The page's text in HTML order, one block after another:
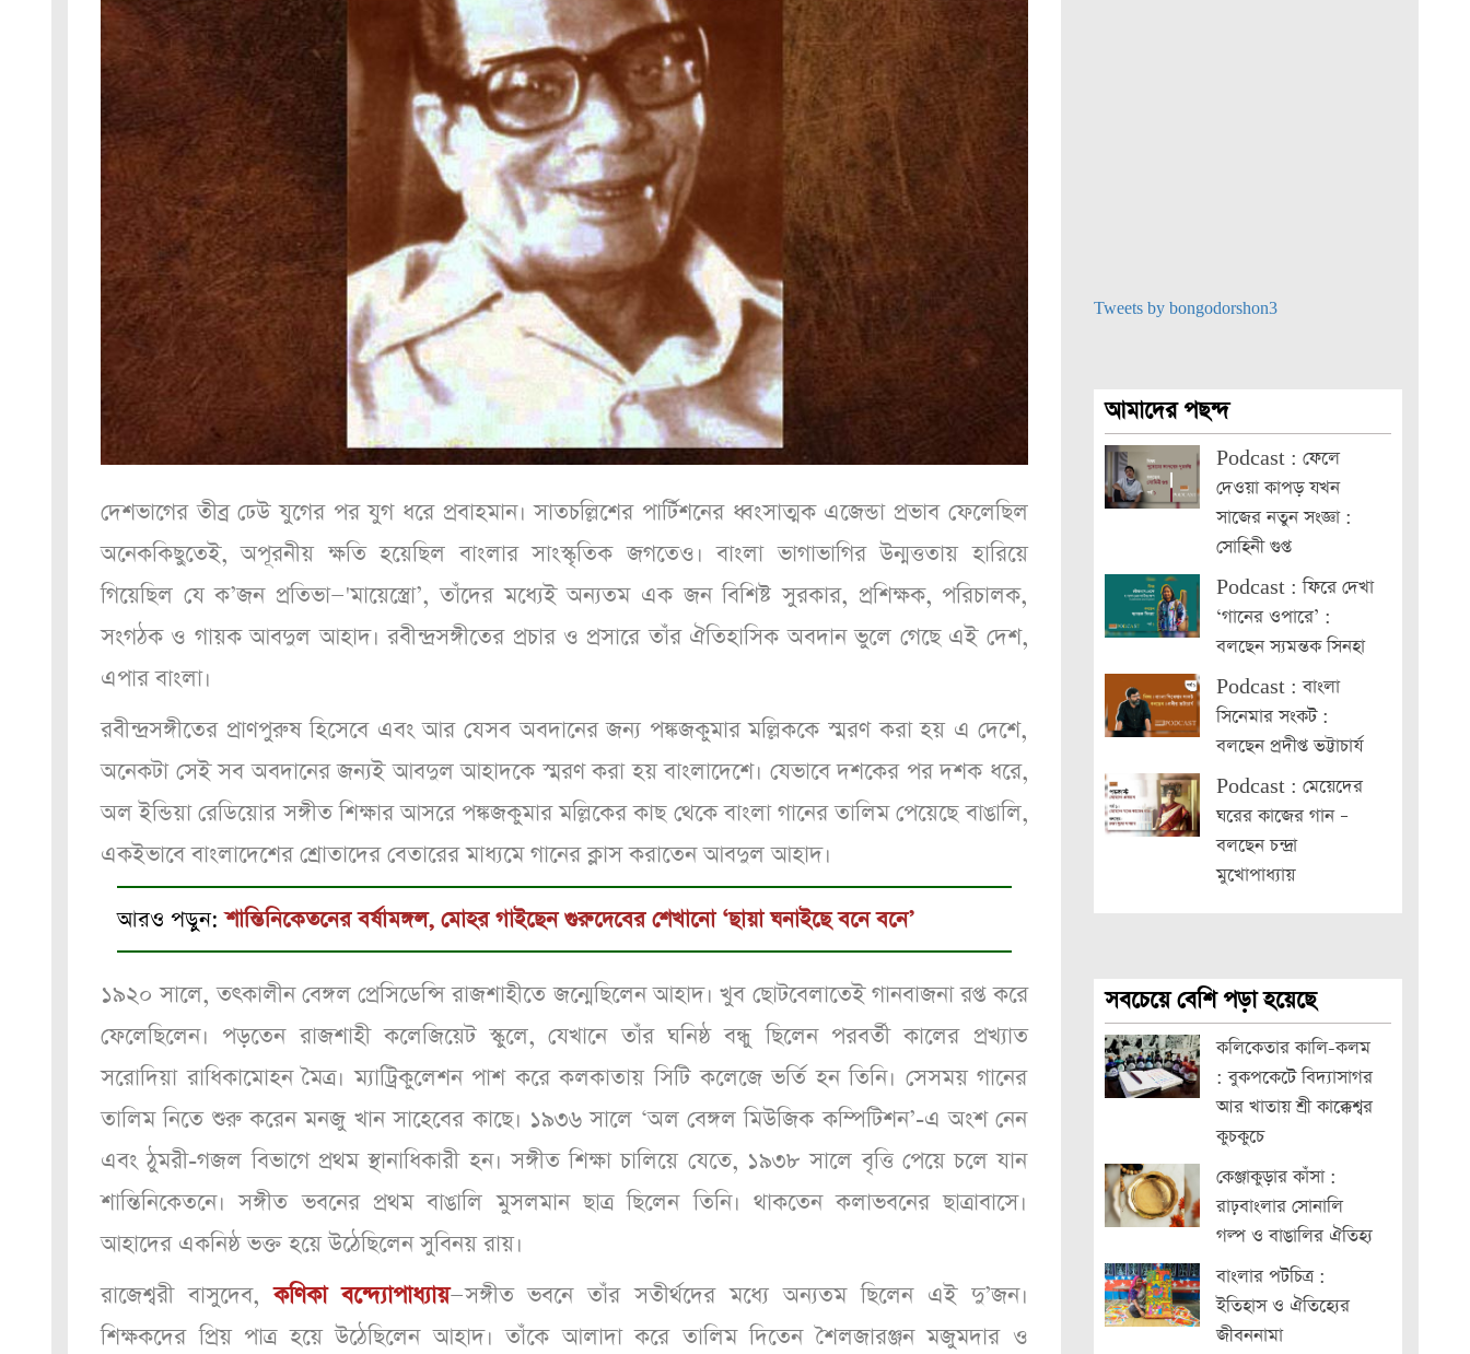
দেশভাগের তীব্র ঢেউ যুগের পর যুগ ধরে প্রবাহমান। সাতচল্লিশের পার্টিশনের ধ্বংসাত্মক এজেন্ডা প্রভাব ফেলেছিল
অনেককিছুতেই, অপূরনীয় ক্ষতি হয়েছিল বাংলার সাংস্কৃতিক জগতেও। বাংলা ভাগাভাগির উন্মত্ততায় হারিয়ে
গিয়েছিল যে ক’জন প্রতিভা—'মায়েস্ত্রো’, তাঁদের মধ্যেই অন্যতম এক জন বিশিষ্ট সুরকার, প্রশিক্ষক, পরিচালক,
সংগঠক ও গায়ক আবদুল আহাদ। রবীন্দ্রসঙ্গীতের প্রচার ও প্রসারে তাঁর ঐতিহাসিক অবদান ভুলে গেছে এই দেশ,
এপার বাংলা।
রবীন্দ্রসঙ্গীতের প্রাণপুরুষ হিসেবে এবং আর যেসব অবদানের জন্য পঙ্কজকুমার মল্লিককে স্মরণ করা হয় এ দেশে,
অনেকটা সেই সব অবদানের জন্যই আবদুল আহাদকে স্মরণ করা হয় বাংলাদেশে। যেভাবে দশকের পর দশক ধরে,
অল ইন্ডিয়া রেডিয়োর সঙ্গীত শিক্ষার আসরে পঙ্কজকুমার মল্লিকের কাছ থেকে বাংলা গানের তালিম পেয়েছে বাঙালি,
একইভাবে বাংলাদেশের শ্রোতাদের বেতারের মাধ্যমে গানের ক্লাস করাতেন আবদুল আহাদ।
আরও পড়ুন:শান্তিনিকেতনের বর্ষামঙ্গল, মোহর গাইছেন গুরুদেবের শেখানো ‘ছায়া ঘনাইছে বনে বনে’
১৯২০ সালে, তৎকালীন বেঙ্গল প্রেসিডেন্সি রাজশাহীতে জন্মেছিলেন আহাদ। খুব ছোটবেলাতেই গানবাজনা রপ্ত করে
ফেলেছিলেন। পড়তেন রাজশাহী কলেজিয়েট স্কুলে, যেখানে তাঁর ঘনিষ্ঠ বন্ধু ছিলেন পরবর্তী কালের প্রখ্যাত
সরোদিয়া রাধিকামোহন মৈত্র। ম্যাট্রিকুলেশন পাশ করে কলকাতায় সিটি কলেজে ভর্তি হন তিনি। সেসময় গানের
তালিম নিতে শুরু করেন মনজু খান সাহেবের কাছে। ১৯৩৬ সালে ‘অল বেঙ্গল মিউজিক কম্পিটিশন’-এ অংশ নেন
এবং ঠুমরী-গজল বিভাগে প্রথম স্থানাধিকারী হন। সঙ্গীত শিক্ষা চালিয়ে যেতে, ১৯৩৮ সালে বৃত্তি পেয়ে চলে যান
শান্তিনিকেতনে। সঙ্গীত ভবনের প্রথম বাঙালি মুসলমান ছাত্র ছিলেন তিনি। থাকতেন কলাভবনের ছাত্রাবাসে।
আহাদের একনিষ্ঠ ভক্ত হয়ে উঠেছিলেন সুবিনয় রায়।
রাজেশ্বরী বাসুদেব,কণিকা বন্দ্যোপাধ্যায়—সঙ্গীত ভবনে তাঁর সতীর্থদের মধ্যে অন্যতম ছিলেন এই দু’জন।
শিক্ষকদের প্রিয় পাত্র হয়ে উঠেছিলেন আহাদ। তাঁকে আলাদা করে তালিম দিতেন শৈলজারঞ্জন মজুমদার ও
Tweets by bongodorshon3
আমাদের পছন্দ
Podcast : ফেলে
দেওয়া কাপড় যখন
সাজের নতুন সংজ্ঞা :
সোহিনী গুপ্ত
Podcast : ফিরে দেখা
‘গানের ওপারে’ :
বলছেন স্যমন্তক সিনহা
Podcast : বাংলা
সিনেমার সংকট :
বলছেন প্রদীপ্ত ভট্টাচার্য
Podcast : মেয়েদের
ঘরের কাজের গান –
বলছেন চন্দ্রা
মুখোপাধ্যায়
সবচেয়ে বেশি পড়া হয়েছে
কলিকেতার কালি-কলম
: বুকপকেটে বিদ্যাসাগর
আর খাতায় শ্রী কাক্কেশ্বর
কুচকুচে
কেঞ্জাকুড়ার কাঁসা :
রাঢ়বাংলার সোনালি
গল্প ও বাঙালির ঐতিহ্য
বাংলার পটচিত্র :
ইতিহাস ও ঐতিহ্যের
জীবননামা